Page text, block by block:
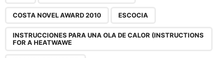
COSTA NOVEL AWARD 2010 ESCOCIA
INSTRUCCIONES PARA UNA OLA DE CALOR (INSTRUCTIONS
FOR A HEATWAWE